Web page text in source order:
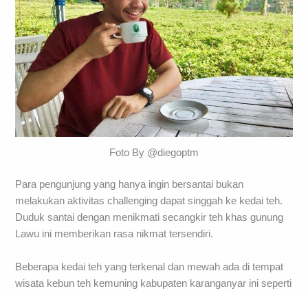
Foto By @diegoptm
Para pengunjung yang hanya ingin bersantai bukan
melakukan aktivitas challenging dapat singgah ke kedai teh.
Duduk santai dengan menikmati secangkir teh khas gunung
Lawu ini memberikan rasa nikmat tersendiri.
Beberapa kedai teh yang terkenal dan mewah ada di tempat
wisata kebun teh kemuning kabupaten karanganyar ini seperti